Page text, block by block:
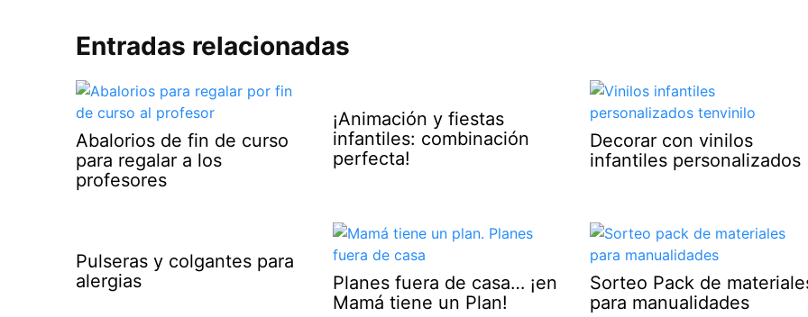
Entradas relacionadas
Abalorios de fin de curso
para regalar a los
profesores
¡Animación y fiestas
infantiles: combinación
perfecta!
Decorar con vinilos
infantiles personalizados
Pulseras y colgantes para
alergias
Planes fuera de casa… ¡en
Mamá tiene un Plan!
Sorteo Pack de
para manualidades